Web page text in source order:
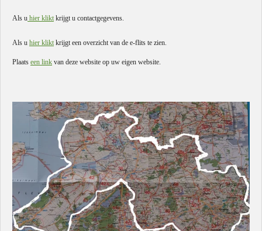
Als u hier klikt krijgt u contactgegevens.
Als u hier klikt krijgt een overzicht van de e-flits te zien.
Plaats een link van deze website op uw eigen website.